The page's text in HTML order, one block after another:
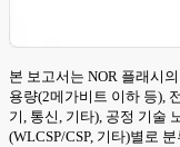
본 보고서는 NOR 플래시
용량(2메가비트 이하 등),
기, 통신, 기타), 공정 기술
(WLCSP/CSP, 기타)별로